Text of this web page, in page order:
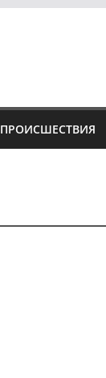
ПРОИСШЕСТВИЯ